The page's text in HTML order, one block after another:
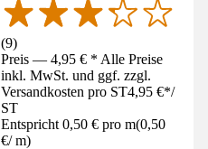
(9)
Preis — 4,95 € * Alle Preise
inkl. MwSt. und ggf. zzgl.
Versandkosten pro ST4,95 €*/
ST
Entspricht 0,50 € pro m(0,50
€/ m)